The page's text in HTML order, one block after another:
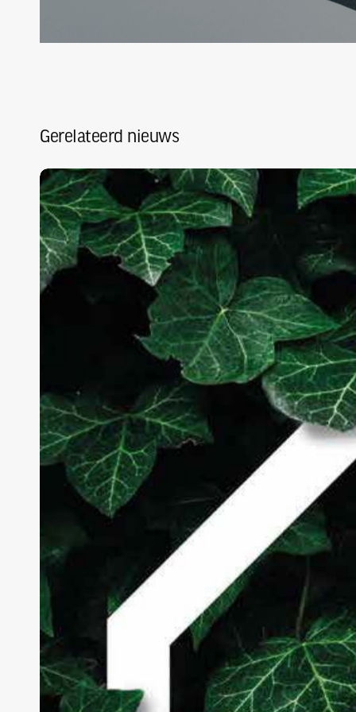
Gerelateerd nieuws
Visie
NVTB
verduurzaming
bouwsector
Kingsfordweg 151
1043 GR Amsterdam
CONTACT
020 49 19
HUISHOUDELIJK REGLEMENT PRIVACY|